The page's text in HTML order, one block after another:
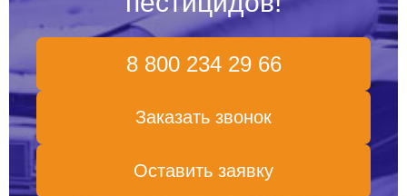
8 800 234 29 66
Заказать звонок
Оставить заявку